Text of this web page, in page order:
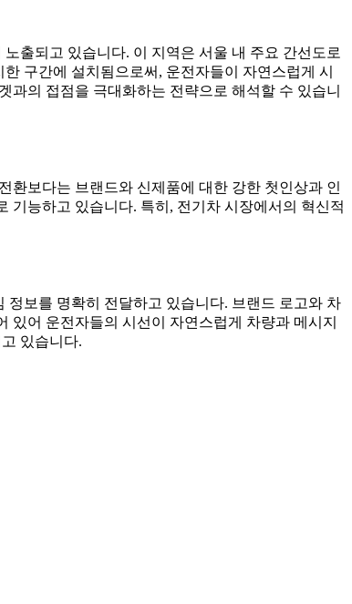
출되고 있습니다. 이 지역은 서울 내 주요 간선도로
구간에 설치됨으로써, 운전자들이 자연스럽게 시
의 접점을 극대화하는 전략으로 해석할 수 있습니
환보다는 브랜드와 신제품에 대한 강한 첫인상과 인
기능하고 있습니다. 특히, 전기차 시장에서의 혁신적
보를 명확히 전달하고 있습니다. 브랜드 로고와 차
어 운전자들의 시선이 자연스럽게 차량과 메시지
있습니다.